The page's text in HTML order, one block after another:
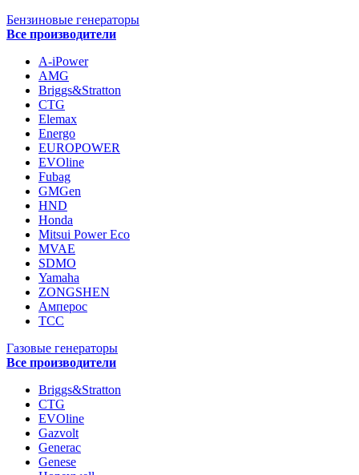
Бензиновые генераторы
Все производители
A-iPower
AMG
Briggs&Stratton
CTG
Elemax
Energo
EUROPOWER
EVOline
Fubag
GMGen
HND
Honda
Mitsui Power Eco
MVAE
SDMO
Yamaha
ZONGSHEN
Амперос
ТСС
Газовые генераторы
Все производители
Briggs&Stratton
CTG
EVOline
Gazvolt
Generac
Genese